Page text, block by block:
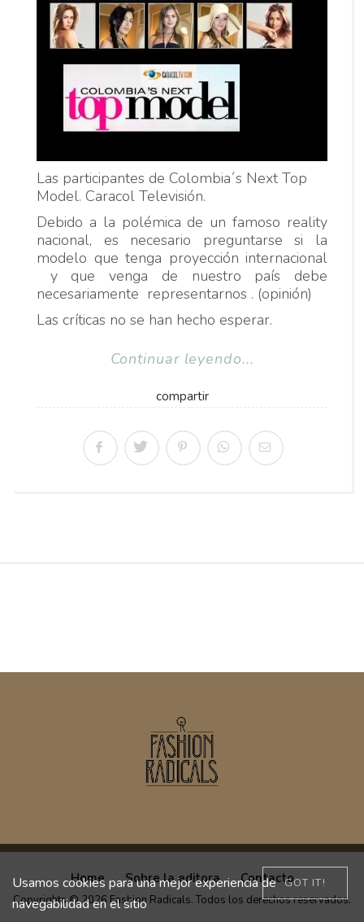
Las participantes de Colombia´s Next Top
Model. Caracol Televisión.
Debido a la polémica de un famoso reality
nacional, es necesario preguntarse si la
modelo que tenga proyección internacional
y que venga de nuestro país debe
necesariamente representarnos . (opinión)
Las críticas no se han hecho esperar.
Continuar leyendo...
compartir
Home Sobre la editora Contacto
Copyrights © 2026 Fashion Radicals. Todos los derechos reservados.
GOT IT!
Usamos cookies para una mejor experiencia de
navegabilidad en el sitio